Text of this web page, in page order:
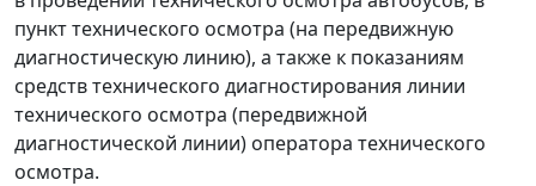
пункт технического осмотра (на передвижную
диагностическую линию), а также к показаниям
средств технического диагностирования линии
технического осмотра (передвижной
диагностической линии) оператора технического
осмотра.